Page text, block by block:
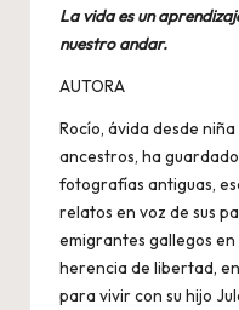
La vida es un
nuestro andar.
AUTORA
Rocío, ávida desde
ancestros, ha
fotografías antiguas,
relatos en voz de sus
emigrantes gallegos
herencia de libertad,
para vivir con su hijo